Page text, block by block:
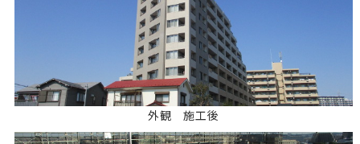
外観 施工後